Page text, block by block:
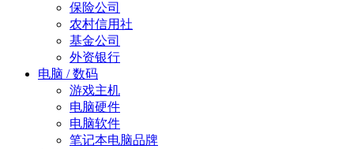
保险公司
农村信用社
基金公司
外资银行
电脑 / 数码
游戏主机
电脑硬件
电脑软件
笔记本电脑品牌